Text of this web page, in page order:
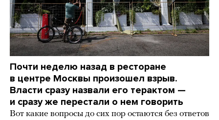
Почти неделю назад в ресторане
в центре Москвы произошел взрыв.
Власти сразу назвали его терактом —
и сразу же перестали о нем говорить
Вот какие вопросы до сих пор остаются без ответов